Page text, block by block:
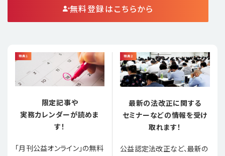
無料登録はこちらから
限定記事や
実務カレンダーが読めま
す！
「月刊公益オンライン」の無料
最新の法改正に関する
セミナーなどの情報を受け
取れます！
公益認定法改正など、最新の